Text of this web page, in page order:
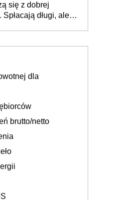
po cichu
się z dobrej
długi, ale
dla
brutto/netto